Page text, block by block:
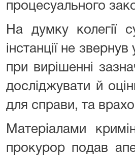
процесуального
На думку колегії
інстанції не
при вирішенні
досліджувати й
для справи, та
Матеріалами
прокурор подав